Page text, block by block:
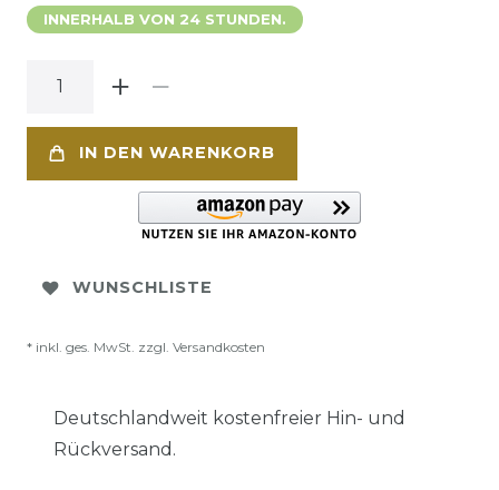
INNERHALB VON 24 STUNDEN.
IN DEN WARENKORB
WUNSCHLISTE
* inkl. ges. MwSt. zzgl. Versandkosten
Deutschlandweit kostenfreier Hin- und
Rückversand.